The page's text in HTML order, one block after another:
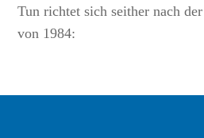
Tun richtet sich seither nach
von 1984: